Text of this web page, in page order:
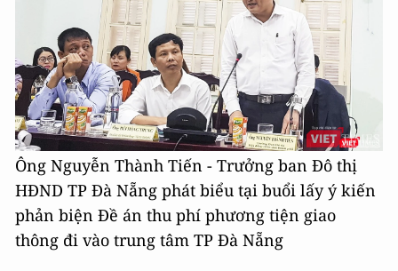
Ông Nguyễn Thành Tiến - Trưởng ban Đô thị
HĐND TP Đà Nẵng phát biểu tại buổi lấy ý kiến
phản biện Đề án thu phí phương tiện giao
thông đi vào trung tâm TP Đà Nẵng